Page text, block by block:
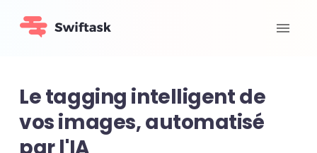
Le tagging intelligent de
vos images, automatisé